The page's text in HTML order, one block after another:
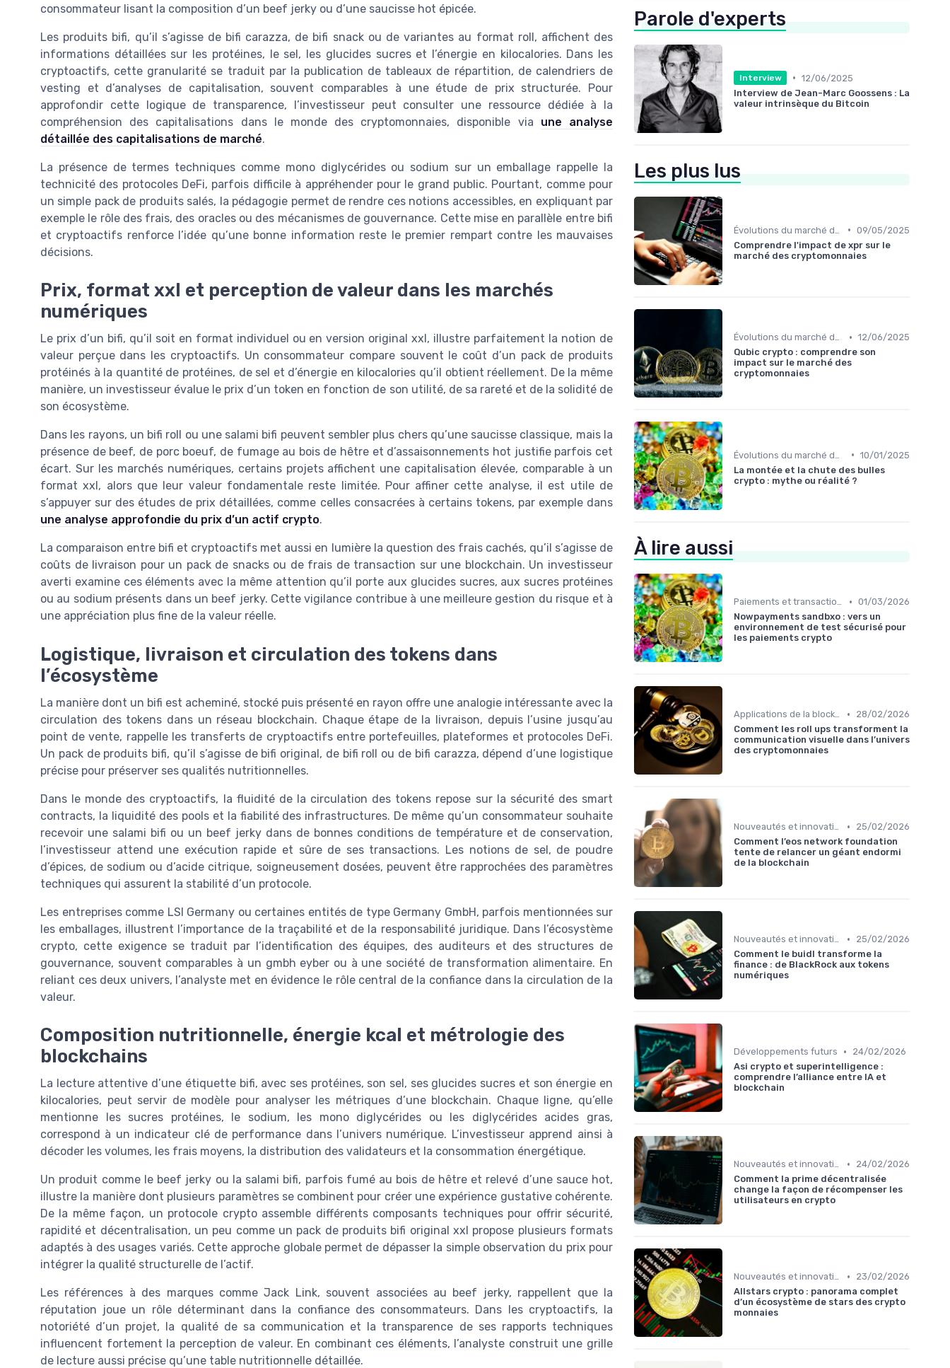
consommateur lisant la composition d’un beef jerky ou d’une saucisse hot épicée.
Les produits bifi, qu’il s’agisse de bifi carazza, de bifi snack ou de variantes au format roll, affichent des
informations détaillées sur les protéines, le sel, les glucides sucres et l’énergie en kilocalories. Dans les
cryptoactifs, cette granularité se traduit par la publication de tableaux de répartition, de calendriers de
vesting et d’analyses de capitalisation, souvent comparables à une étude de prix structurée. Pour
approfondir cette logique de transparence, l’investisseur peut consulter une ressource dédiée à la
compréhension des capitalisations dans le monde des cryptomonnaies, disponible via une analyse
détaillée des capitalisations de marché.
La présence de termes techniques comme mono diglycérides ou sodium sur un emballage rappelle la
technicité des protocoles DeFi, parfois difficile à appréhender pour le grand public. Pourtant, comme pour
un simple pack de produits salés, la pédagogie permet de rendre ces notions accessibles, en expliquant par
exemple le rôle des frais, des oracles ou des mécanismes de gouvernance. Cette mise en parallèle entre bifi
et cryptoactifs renforce l’idée qu’une bonne information reste le premier rempart contre les mauvaises
décisions.
Prix, format xxl et perception de valeur dans les marchés
numériques
Le prix d’un bifi, qu’il soit en format individuel ou en version original xxl, illustre parfaitement la notion de
valeur perçue dans les cryptoactifs. Un consommateur compare souvent le coût d’un pack de produits
protéinés à la quantité de protéines, de sel et d’énergie en kilocalories qu’il obtient réellement. De la même
manière, un investisseur évalue le prix d’un token en fonction de son utilité, de sa rareté et de la solidité de
son écosystème.
Dans les rayons, un bifi roll ou une salami bifi peuvent sembler plus chers qu’une saucisse classique, mais la
présence de beef, de porc boeuf, de fumage au bois de hêtre et d’assaisonnements hot justifie parfois cet
écart. Sur les marchés numériques, certains projets affichent une capitalisation élevée, comparable à un
format xxl, alors que leur valeur fondamentale reste limitée. Pour affiner cette analyse, il est utile de
s’appuyer sur des études de prix détaillées, comme celles consacrées à certains tokens, par exemple dans
une analyse approfondie du prix d’un actif crypto.
La comparaison entre bifi et cryptoactifs met aussi en lumière la question des frais cachés, qu’il s’agisse de
coûts de livraison pour un pack de snacks ou de frais de transaction sur une blockchain. Un investisseur
averti examine ces éléments avec la même attention qu’il porte aux glucides sucres, aux sucres protéines
ou au sodium présents dans un beef jerky. Cette vigilance contribue à une meilleure gestion du risque et à
une appréciation plus fine de la valeur réelle.
Logistique, livraison et circulation des tokens dans
l’écosystème
La manière dont un bifi est acheminé, stocké puis présenté en rayon offre une analogie intéressante avec la
circulation des tokens dans un réseau blockchain. Chaque étape de la livraison, depuis l’usine jusqu’au
point de vente, rappelle les transferts de cryptoactifs entre portefeuilles, plateformes et protocoles DeFi.
Un pack de produits bifi, qu’il s’agisse de bifi original, de bifi roll ou de bifi carazza, dépend d’une logistique
précise pour préserver ses qualités nutritionnelles.
Dans le monde des cryptoactifs, la fluidité de la circulation des tokens repose sur la sécurité des smart
contracts, la liquidité des pools et la fiabilité des infrastructures. De même qu’un consommateur souhaite
recevoir une salami bifi ou un beef jerky dans de bonnes conditions de température et de conservation,
l’investisseur attend une exécution rapide et sûre de ses transactions. Les notions de sel, de poudre
d’épices, de sodium ou d’acide citrique, soigneusement dosées, peuvent être rapprochées des paramètres
techniques qui assurent la stabilité d’un protocole.
Les entreprises comme LSI Germany ou certaines entités de type Germany GmbH, parfois mentionnées sur
les emballages, illustrent l’importance de la traçabilité et de la responsabilité juridique. Dans l’écosystème
crypto, cette exigence se traduit par l’identification des équipes, des auditeurs et des structures de
gouvernance, souvent comparables à un gmbh eyber ou à une société de transformation alimentaire. En
reliant ces deux univers, l’analyste met en évidence le rôle central de la confiance dans la circulation de la
valeur.
Composition nutritionnelle, énergie kcal et métrologie des
blockchains
La lecture attentive d’une étiquette bifi, avec ses protéines, son sel, ses glucides sucres et son énergie en
kilocalories, peut servir de modèle pour analyser les métriques d’une blockchain. Chaque ligne, qu’elle
mentionne les sucres protéines, le sodium, les mono diglycérides ou les diglycérides acides gras,
correspond à un indicateur clé de performance dans l’univers numérique. L’investisseur apprend ainsi à
décoder les volumes, les frais moyens, la distribution des validateurs et la consommation énergétique.
Un produit comme le beef jerky ou la salami bifi, parfois fumé au bois de hêtre et relevé d’une sauce hot,
illustre la manière dont plusieurs paramètres se combinent pour créer une expérience gustative cohérente.
De la même façon, un protocole crypto assemble différents composants techniques pour offrir sécurité,
rapidité et décentralisation, un peu comme un pack de produits bifi original xxl propose plusieurs formats
adaptés à des usages variés. Cette approche globale permet de dépasser la simple observation du prix pour
intégrer la qualité structurelle de l’actif.
Les références à des marques comme Jack Link, souvent associées au beef jerky, rappellent que la
réputation joue un rôle déterminant dans la confiance des consommateurs. Dans les cryptoactifs, la
notoriété d’un projet, la qualité de sa communication et la transparence de ses rapports techniques
influencent fortement la perception de valeur. En combinant ces éléments, l’analyste construit une grille
de lecture aussi précise qu’une table nutritionnelle détaillée.
Parole d'experts
Interview • 12/06/2025
Interview de Jean-Marc Goossens : La
valeur intrinsèque du Bitcoin
Les plus lus
• 09/05/2025
Comprendre l'impact de xpr sur le
marché des cryptomonnaies
Évolutions du marché des cryptos • 12/06/2025
Qubic crypto : comprendre son
impact sur le marché des
cryptomonnaies
• 10/01/2025
La montée et la chute des bulles
crypto : mythe ou réalité ?
À lire aussi
Paiements et transactions • 01/03/2026
Nowpayments sandbxo : vers un
environnement de test sécurisé pour
les paiements crypto
Applications de la blockchain •
28/02/2026
Comment les roll ups transforment la
communication visuelle dans l’univers
des cryptomonnaies
Nouveautés et innovations •
25/02/2026
Comment l’eos network foundation
tente de relancer un géant endormi
de la blockchain
Nouveautés et innovations •
25/02/2026
Comment le buidl transforme la
finance : de BlackRock aux tokens
numériques
Développements futurs •
24/02/2026
Asi crypto et superintelligence :
comprendre l’alliance entre IA et
blockchain
Nouveautés et innovations •
24/02/2026
Comment la prime décentralisée
change la façon de récompenser les
utilisateurs en crypto
Nouveautés et innovations •
23/02/2026
Allstars crypto : panorama complet
d’un écosystème de stars des crypto
monnaies